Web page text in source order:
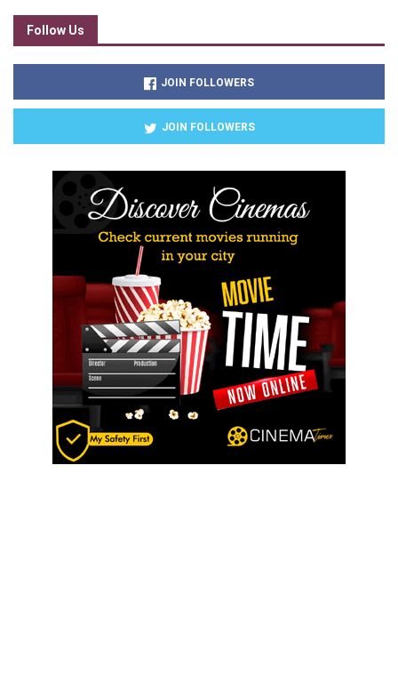
Follow Us
JOIN FOLLOWERS
JOIN FOLLOWERS